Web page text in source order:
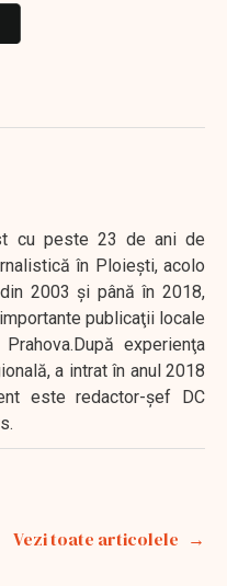
cu peste 23 de ani de
în Ploieşti, acolo
2003 şi până în 2018,
publicaţii locale
experienţa
a intrat în anul 2018
este redactor-şef DC
Vezi toate articolele